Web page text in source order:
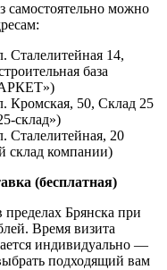
самостоятельно можно
Сталелитейная 14,
база
Кромская, 50, Склад 25
склад»)
Сталелитейная, 20
склад компании)
(бесплатная)
пределах Брянска при
Время визита
индивидуально —
подходящий вам